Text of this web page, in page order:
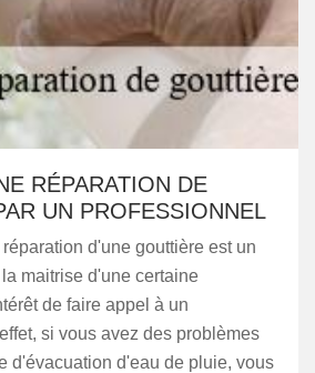
RÉPARATION DE
UN PROFESSIONNEL
d'une gouttière est un
maitrise d'une certaine
de faire appel à un
si vous avez des problèmes
d'évacuation d'eau de pluie, vous